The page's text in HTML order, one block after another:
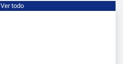
Ver todo